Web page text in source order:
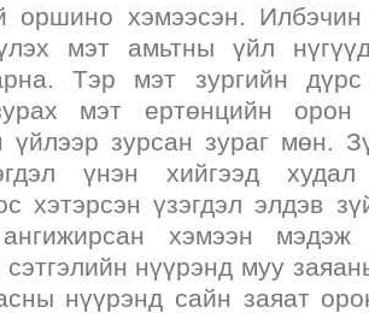
оршино хэмээсэн.
мэт амьтны үйл
Тэр мэт зургийн дүрс
мэт ертөнцийн орон
үйлээр зурсан зураг мөн.
үнэн хийгээд
хэтэрсэн үзэгдэл элдэв
хэмээн
нүүрэнд муу
нүүрэнд сайн заяат